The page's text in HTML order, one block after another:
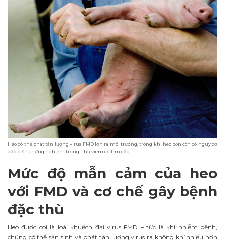
Heo có thể phát tán lượng virus FMD lớn ra môi trường, trong khi heo con còn có nguy cơ
gặp biến chứng nghiêm trọng như viêm cơ tim cấp.
Mức độ mẫn cảm của heo
với FMD và cơ chế gây bệnh
đặc thù
Heo được coi là loài khuếch đại virus FMD – tức là khi nhiễm bệnh,
chúng có thể sản sinh và phát tán lượng virus ra không khí nhiều hơn